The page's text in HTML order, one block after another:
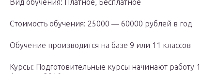
Вид обучения: Платное, Бесплатное
Стоимость обучения: 25000 — 60000 рублей в год
Обучение производится на базе 9 или 11 классов
Курсы: Подготовительные курсы начинают работу 1